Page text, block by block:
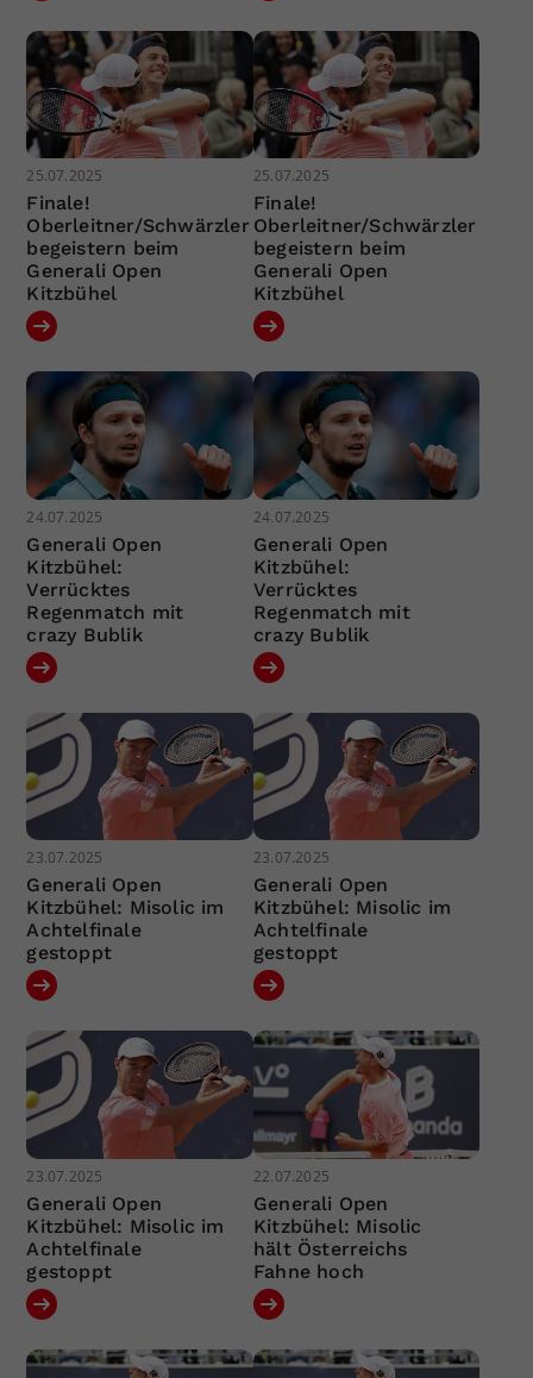
25.07.2025
Finale!
Oberleitner/Schwärzler
begeistern beim
Generali Open
Kitzbühel
25.07.2025
Finale!
Oberleitner/Schwärzler
begeistern beim
Generali Open
Kitzbühel
24.07.2025
Generali Open
Kitzbühel:
Verrücktes
Regenmatch mit
crazy Bublik
24.07.2025
Generali Open
Kitzbühel:
Verrücktes
Regenmatch mit
crazy Bublik
23.07.2025
Generali Open
Kitzbühel: Misolic im
Achtelfinale
gestoppt
23.07.2025
Generali Open
Kitzbühel: Misolic im
Achtelfinale
gestoppt
23.07.2025
Generali Open
Kitzbühel: Misolic im
Achtelfinale
gestoppt
22.07.2025
Generali Open
Kitzbühel: Misolic
hält Österreichs
Fahne hoch